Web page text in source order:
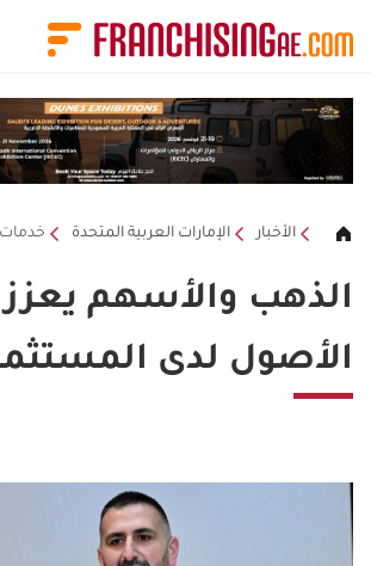
الأخبار الإمارات العربية المتحدة خدمات
الذهب والأسهم
الأصول لدى
لوحة